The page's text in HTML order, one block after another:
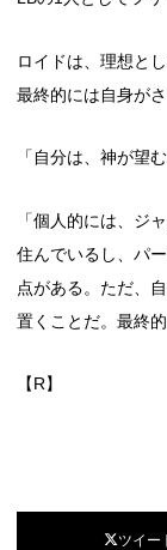
ロイドは、理想と
最終的には自身が
「自分は、神が望
「個人的には、ジ
住んでいるし、パ
点がある。ただ、
置くことだ。最終
【R】
ツイー